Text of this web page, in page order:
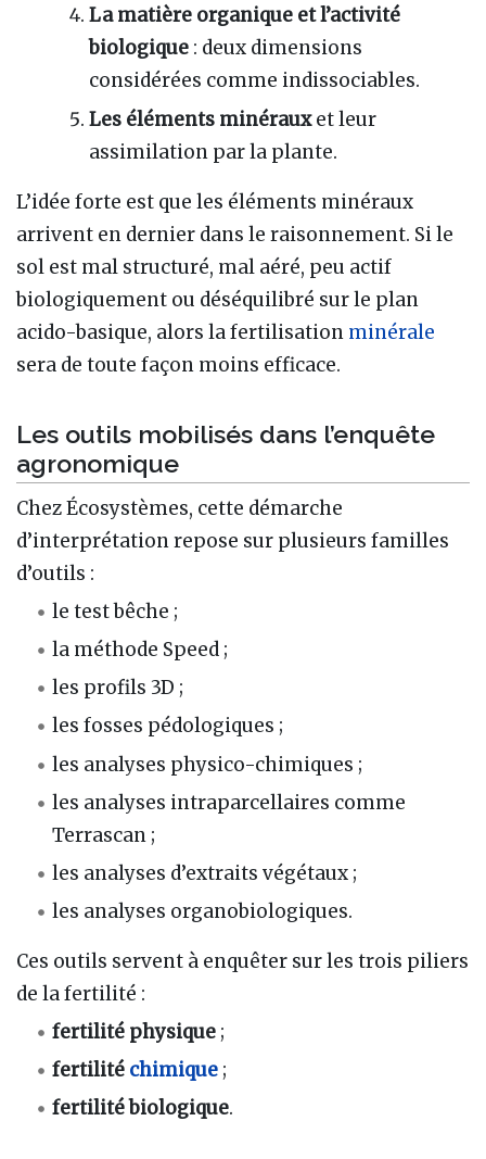
La matière organique et l’activité
biologique : deux dimensions
considérées comme indissociables.
Les éléments minérauxet leur
assimilation par la plante.
L’idée forte est que les éléments minéraux
arrivent en dernier dans le raisonnement. Si le
sol est mal structuré, mal aéré, peu actif
biologiquement ou déséquilibré sur le plan
acido-basique, alors la fertilisation minérale
sera de toute façon moins efficace.
Les outils mobilisés dans l’enquête
agronomique
Chez Écosystèmes, cette démarche
d’interprétation repose sur plusieurs familles
d’outils :
le test bêche ;
la méthode Speed ;
les profils 3D ;
les fosses pédologiques ;
les analyses physico-chimiques ;
les analyses intraparcellaires comme
Terrascan ;
les analyses d’extraits végétaux ;
les analyses organobiologiques.
Ces outils servent à enquêter sur les trois piliers
de la fertilité :
fertilité physique ;
fertilité chimique ;
fertilité biologique.